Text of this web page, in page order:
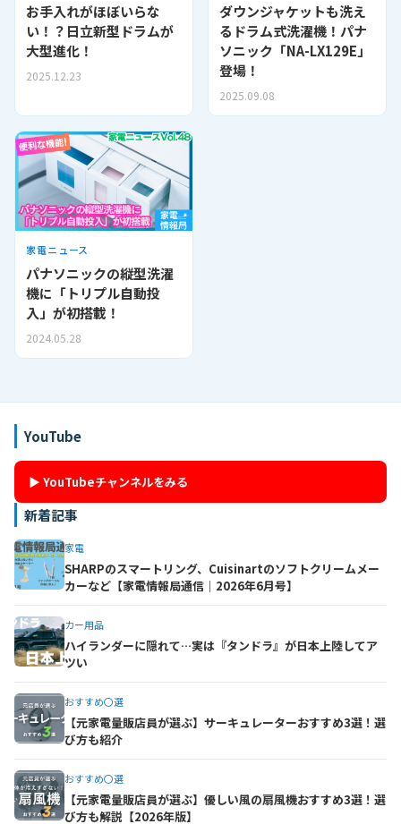
お手入れがほぼいらな
い！？日立新型ドラムが
大型進化！
2025.12.23
ダウンジャケットも洗え
るドラム式洗濯機！パナ
ソニック「NA-LX129E」
登場！
2025.09.08
家電ニュース
パナソニックの縦型洗濯
機に「トリプル自動投
入」が初搭載！
2024.05.28
YouTube
▶ YouTubeチャンネルをみる
新着記事
家電
SHARPのスマートリング、Cuisinartのソフトクリームメー
カーなど【家電情報局通信｜2026年6月号】
カー用品
ハイランダーに隠れて…実は『タンドラ』が日本上陸してア
ツい
おすすめ〇選
【元家電量販店員が選ぶ】サーキュレーターおすすめ3選！選
び方も紹介
おすすめ〇選
【元家電量販店員が選ぶ】優しい風の扇風機おすすめ3選！選
び方も解説【2026年版】